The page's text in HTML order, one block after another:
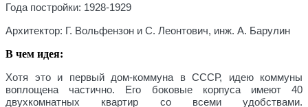
Года постройки: 1928-1929
Архитектор: Г. Вольфензон и С. Леонтович, инж. А. Барулин
В чем идея:
Хотя это и первый дом-коммуна в СССР, идею коммуны
воплощена частично. Его боковые корпуса имеют 40
двухкомнатных квартир со всеми удобствами.